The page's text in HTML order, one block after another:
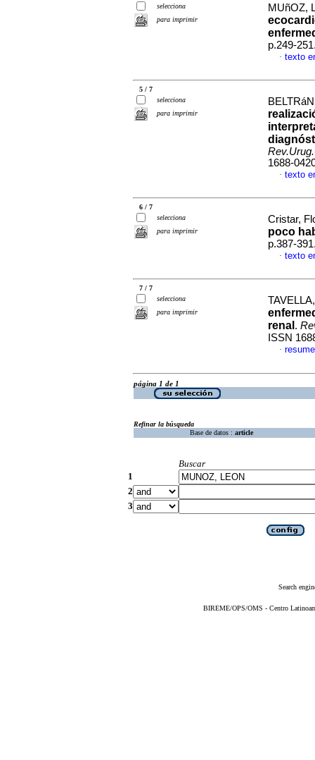
selecciona
para imprimir
MUñOZ,
p.249-
· texto
5 / 7
selecciona
para imprimir
1688-
· texto
6 / 7
selecciona
para imprimir
Cristar,
poco
p.387-
· texto
7 / 7
selecciona
para imprimir
renal .
ISSN
·
página 1 de 1
Refinar la búsqueda
Base de datos : article
Buscar
1
2
3
Search
BIREME/OPS/OMS - Centro